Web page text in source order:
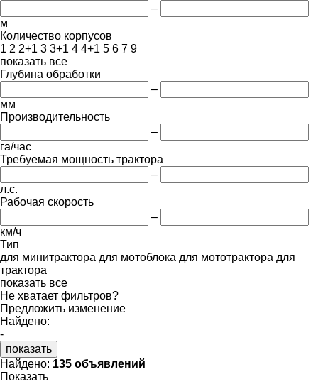
–
м
Количество корпусов
1 2 2+1 3 3+1 4 4+1 5 6 7 9
показать все
Глубина обработки
–
мм
Производительность
–
га/час
Требуемая мощность трактора
–
л.с.
Рабочая скорость
–
км/ч
Тип
для минитрактора для мотоблока для мототрактора для
трактора
показать все
Не хватает фильтров?
Предложить изменение
Найдено:
-
показать
Найдено: 135 объявлений
Показать